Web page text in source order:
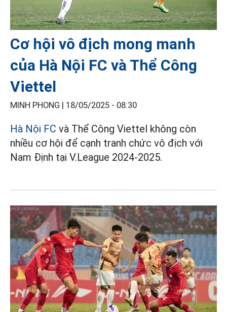
Cơ hội vô địch mong manh
của Hà Nội FC và Thể Công
Viettel
MINH PHONG | 18/05/2025 - 08:30
Hà Nội FC và Thể Công Viettel không còn
nhiều cơ hội để cạnh tranh chức vô địch với
Nam Định tại V.League 2024-2025.